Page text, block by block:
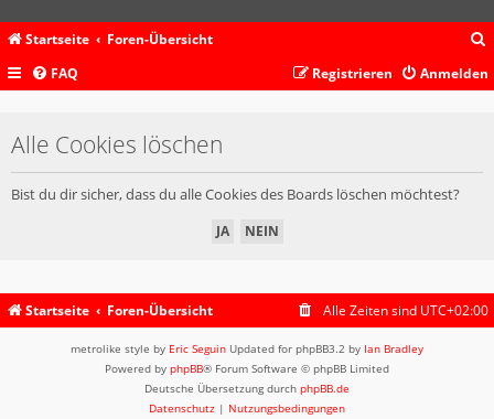
Startseite Foren-Übersicht
c
FAQ Anmelden
Registrieren
Alle Cookies löschen
Bist du dir sicher, dass du alle Cookies des Boards löschen möchtest?
Startseite Foren-Übersicht Alle Zeiten sind UTC+02:00
metrolike style by Eric Seguin Updated for phpBB3.2 by Ian Bradley
Powered by phpBB® Forum Software © phpBB Limited
Deutsche Übersetzung durch phpBB.de
Datenschutz | Nutzungsbedingungen